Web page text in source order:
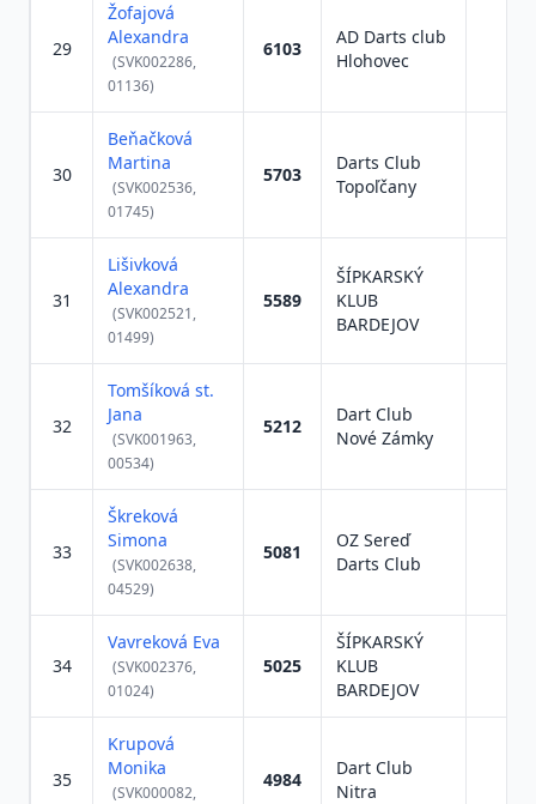
29
Žofajová
Alexandra
(SVK002286,
01136)
6103
AD Darts club
Hlohovec
30
Beňačková
Martina
(SVK002536,
01745)
5703
Darts Club
Topoľčany
31
Lišivková
Alexandra
(SVK002521,
01499)
5589
ŠÍPKARSKÝ
KLUB
BARDEJOV
32
Tomšíková st.
Jana
(SVK001963,
00534)
5212
Dart Club
Nové Zámky
33
Škreková
Simona
(SVK002638,
04529)
5081
OZ Sereď
Darts Club
34
Vavreková Eva
(SVK002376,
01024)
5025
ŠÍPKARSKÝ
KLUB
BARDEJOV
35
Krupová
Monika
(SVK000082,
4984
Dart Club
Nitra